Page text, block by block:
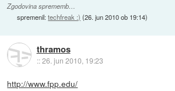
Zgodovina sprememb…
spremenil:techfreak :) (26. jun 2010 ob 19:14)
thramos
::26. jun 2010, 19:23
http://www.fpp.edu/